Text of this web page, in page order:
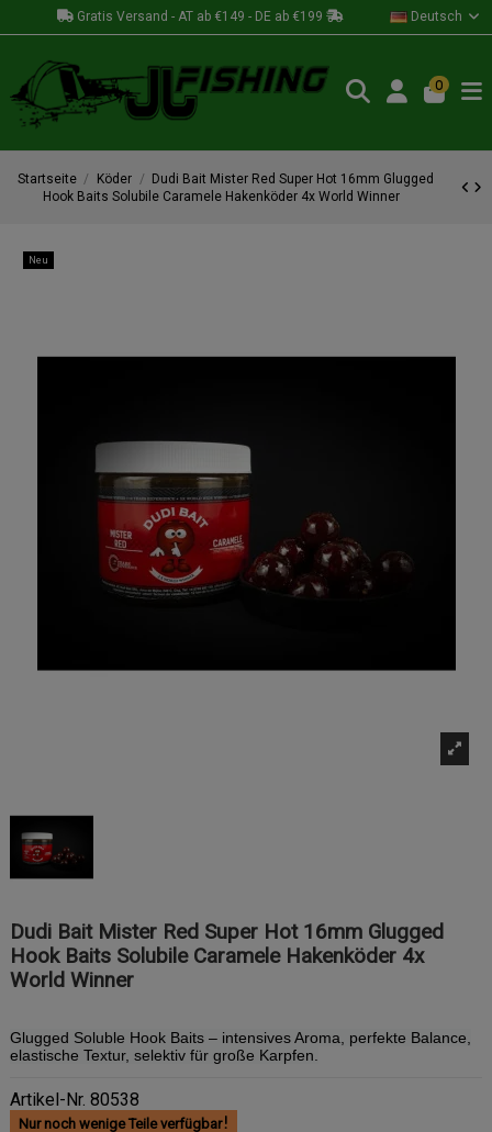
Gratis Versand - AT ab €149 - DE ab €199 Deutsch
0
Startseite Köder
Dudi Bait Mister Red Super Hot 16mm Glugged
Hook Baits Solubile Caramele Hakenköder 4x World Winner
Neu
Dudi Bait Mister Red Super Hot 16mm Glugged
Hook Baits Solubile Caramele Hakenköder 4x
World Winner
Glugged Soluble Hook Baits – intensives Aroma, perfekte Balance,
elastische Textur, selektiv für große Karpfen.
Artikel-Nr. 80538
Nur noch wenige Teile verfügbar